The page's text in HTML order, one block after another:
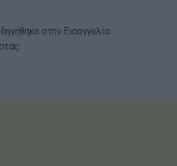
στην Εισαγγελία